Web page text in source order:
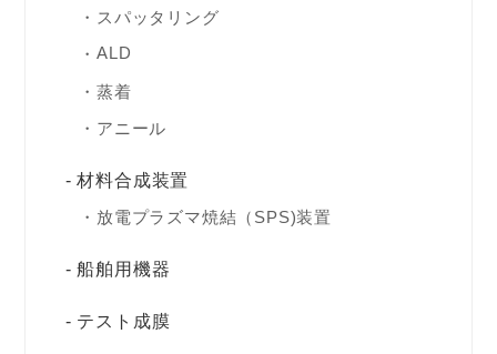
スパッタリング
ALD
蒸着
アニール
材料合成装置
放電プラズマ焼結（SPS)装置
船舶用機器
テスト成膜